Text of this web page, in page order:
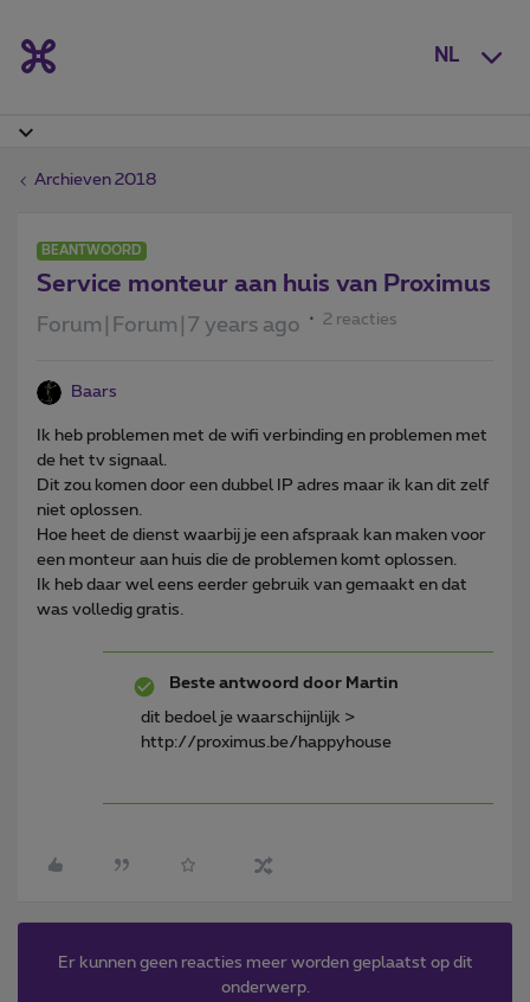
NL
Archieven 2018
BEANTWOORD
Service monteur aan huis van Proximus
Forum|Forum|7 years ago 2 reacties
Baars
Ik heb problemen met de wifi verbinding en problemen met
de het tv signaal.
Dit zou komen door een dubbel IP adres maar ik kan dit zelf
niet oplossen.
Hoe heet de dienst waarbij je een afspraak kan maken voor
een monteur aan huis die de problemen komt oplossen.
Ik heb daar wel eens eerder gebruik van gemaakt en dat
was volledig gratis.
Beste antwoord door Martin
dit bedoel je waarschijnlijk >
http://proximus.be/happyhouse
Er kunnen geen reacties meer worden geplaatst op dit
onderwerp.